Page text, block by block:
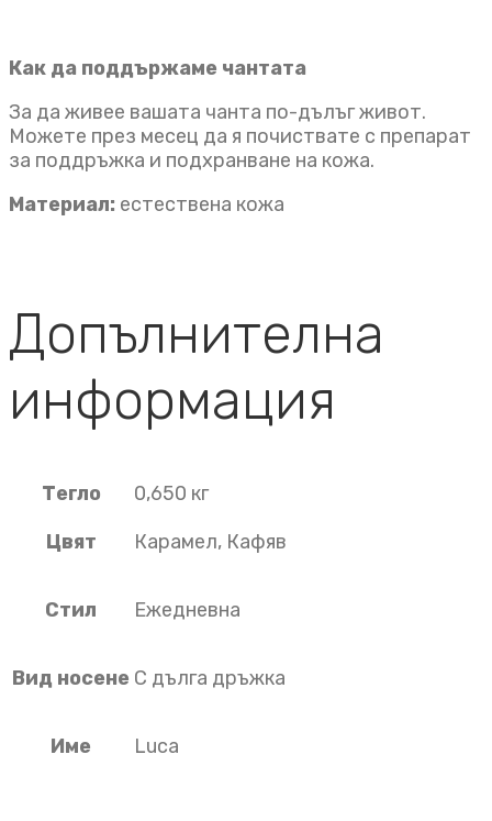
Как да поддържаме чантата
За да живее вашата чанта по-дълъг живот.
Можете през месец да я почиствате с препарат
за поддръжка и подхранване на кожа.
Материал: естествена кожа
Допълнителна
информация
Тегло
0,650 кг
Цвят
Карамел, Кафяв
Стил Ежедневна
Вид носене С дълга дръжка
Име Luca